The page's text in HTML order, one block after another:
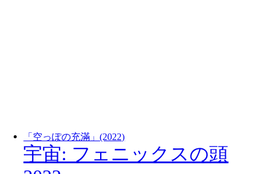
「空っぽの充滿」(2022)
宇宙: フェニックスの頭